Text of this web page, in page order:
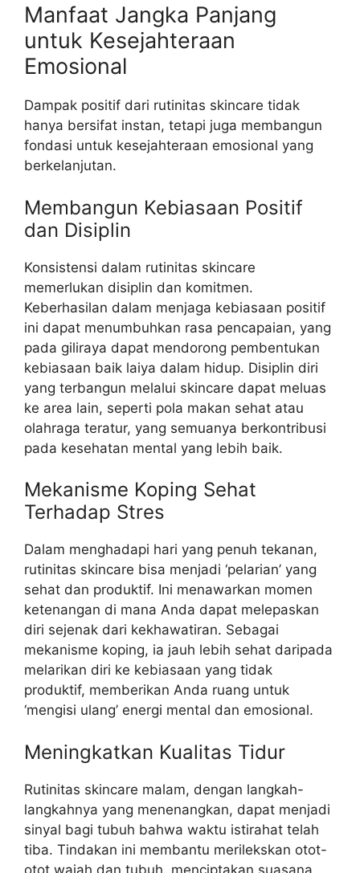
Manfaat Jangka Panjang
untuk Kesejahteraan
Emosional
Dampak positif dari rutinitas skincare tidak
hanya bersifat instan, tetapi juga membangun
fondasi untuk kesejahteraan emosional yang
berkelanjutan.
Membangun Kebiasaan Positif
dan Disiplin
Konsistensi dalam rutinitas skincare
memerlukan disiplin dan komitmen.
Keberhasilan dalam menjaga kebiasaan positif
ini dapat menumbuhkan rasa pencapaian, yang
pada giliraya dapat mendorong pembentukan
kebiasaan baik laiya dalam hidup. Disiplin diri
yang terbangun melalui skincare dapat meluas
ke area lain, seperti pola makan sehat atau
olahraga teratur, yang semuanya berkontribusi
pada kesehatan mental yang lebih baik.
Mekanisme Koping Sehat
Terhadap Stres
Dalam menghadapi hari yang penuh tekanan,
rutinitas skincare bisa menjadi ‘pelarian’ yang
sehat dan produktif. Ini menawarkan momen
ketenangan di mana Anda dapat melepaskan
diri sejenak dari kekhawatiran. Sebagai
mekanisme koping, ia jauh lebih sehat daripada
melarikan diri ke kebiasaan yang tidak
produktif, memberikan Anda ruang untuk
‘mengisi ulang’ energi mental dan emosional.
Meningkatkan Kualitas Tidur
Rutinitas skincare malam, dengan langkah-
langkahnya yang menenangkan, dapat menjadi
sinyal bagi tubuh bahwa waktu istirahat telah
tiba. Tindakan ini membantu merilekskan otot-
otot wajah dan tubuh, menciptakan suasana